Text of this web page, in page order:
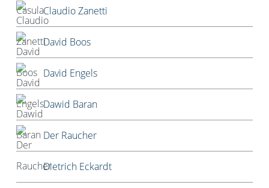
Claudio Zanetti
David Boos
David Engels
Dawid Baran
Der Raucher
Dietrich Eckardt